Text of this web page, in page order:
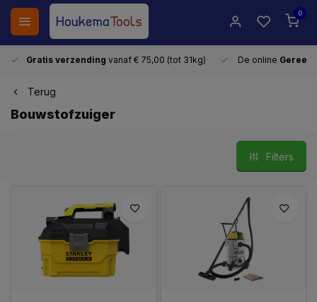
0
Gratis verzending vanaf € 75,00 (tot 31kg) De online
Terug
Bouwstofzuiger
Filters